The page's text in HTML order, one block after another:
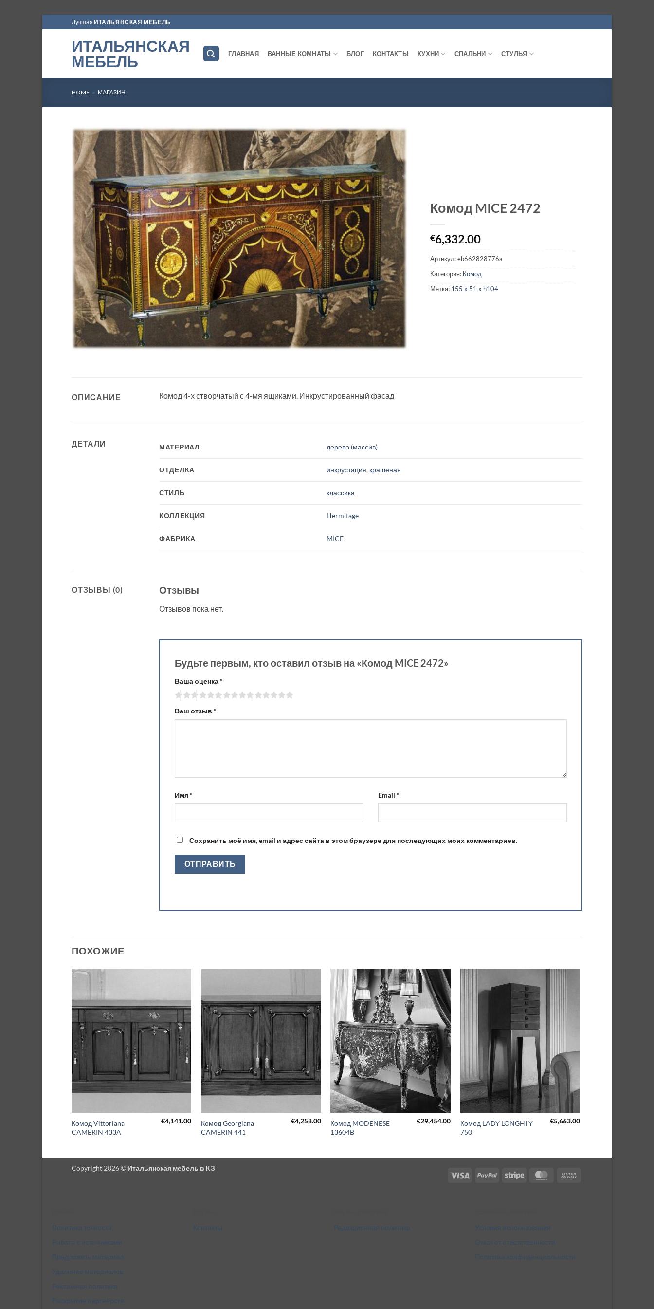
to
Лучшая ИТАЛЬЯНСКАЯ МЕБЕЛЬ
ИТАЛЬЯНСКАЯ
МЕБЕЛЬ
ГЛАВНАЯ ВАННЫЕ КОМНАТЫ БЛОГ КОНТАКТЫ КУХНИ СПАЛЬНИ СТУЛЬЯ
HOME » МАГАЗИН
Комод MICE 2472
€6,332.00
Артикул:eb662828776a
Категория: Комод
Метка: 155 x 51 x h104
ОПИСАНИЕ Комод 4-х створчатый с 4-мя ящиками. Инкрустированный фасад
ДЕТАЛИ МАТЕРИАЛ дерево (массив)
ОТДЕЛКА инкрустация, крашеная
СТИЛЬ классика
КОЛЛЕКЦИЯ Hermitage
ФАБРИКА MICE
ОТЗЫВЫ (0) Отзывы
Отзывов пока нет.
Будьте первым, кто оставил отзыв на «Комод MICE 2472»
Ваша оценка*
Ваш отзыв *
Имя* Email *
Сохранить моё имя, email и адрес сайта в этом браузере для последующих моих комментариев.
ПОХОЖИЕ
Комод Vittoriana
CAMERIN 433A
€4,141.00
Комод Georgiana
CAMERIN 441
€4,258.00
Комод MODENESE
13604B
€29,454.00
Комод LADY LONGHI Y
750
€5,663.00
Visa PayPal Stripe MasterCard
Copyright 2026 © Итальянская мебель в КЗ
Политика точности
Работа с источниками
Предложить материал
Удаление материалов
Рекламная политика
Раскрытие партнёрств
Контакты Редакционная политика
Условия использования
Отказ от ответственности
Политика конфиденциальности